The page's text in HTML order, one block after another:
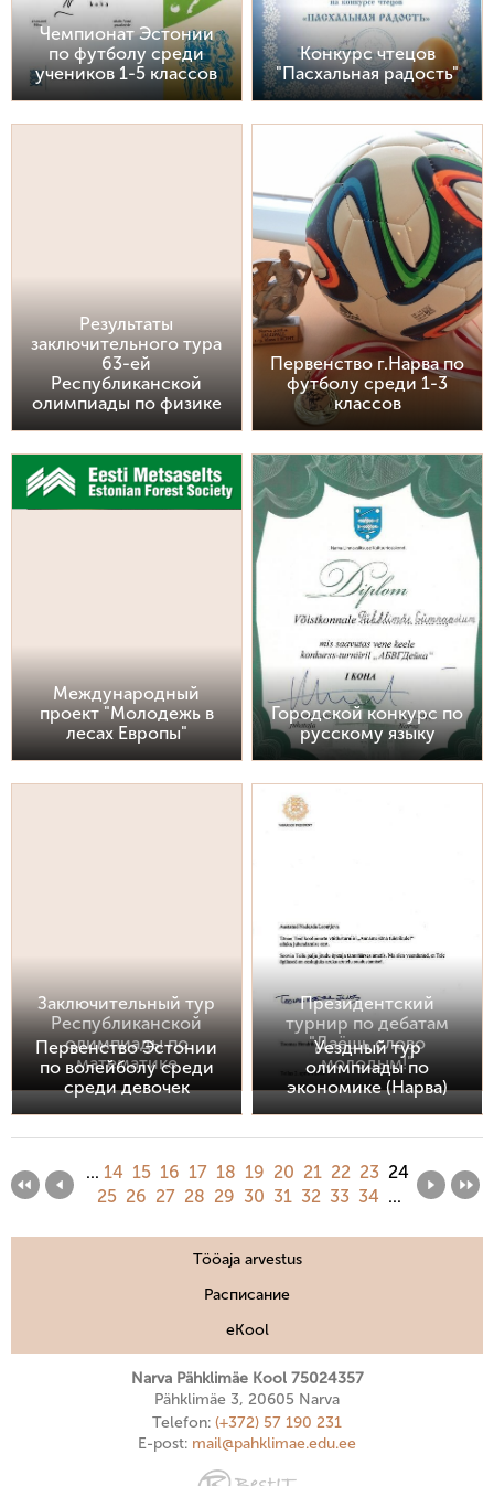
Чемпионат Эстонии
по футболу среди
учеников 1-5 классов
Конкурс чтецов
"Пасхальная радость"
Результаты
заключительного тура
63-ей
Республиканской
олимпиады по физике
Первенство г.Нарва по
футболу среди 1-3
классов
Международный
проект "Молодежь в
лесах Европы"
Городской конкурс по
русскому языку
Заключительный тур
Республиканской
олимпиады по
математике
Президентский
турнир по дебатам
"Даёшь слово
молодым!"
Первенство Эстонии
по волейболу среди
среди девочек
Уездный тур
олимпиады по
экономике (Нарва)
... 14 15 16 17 18 19 20 21 22 23 24
25 26 27 28 29 30 31 32 33 34 ...
Tööaja arvestus
Расписание
eKool
Narva Pähklimäe Kool 75024357
Pähklimäe 3, 20605 Narva
Telefon: (+372) 57 190 231
E-post: mail@pahklimae.edu.ee